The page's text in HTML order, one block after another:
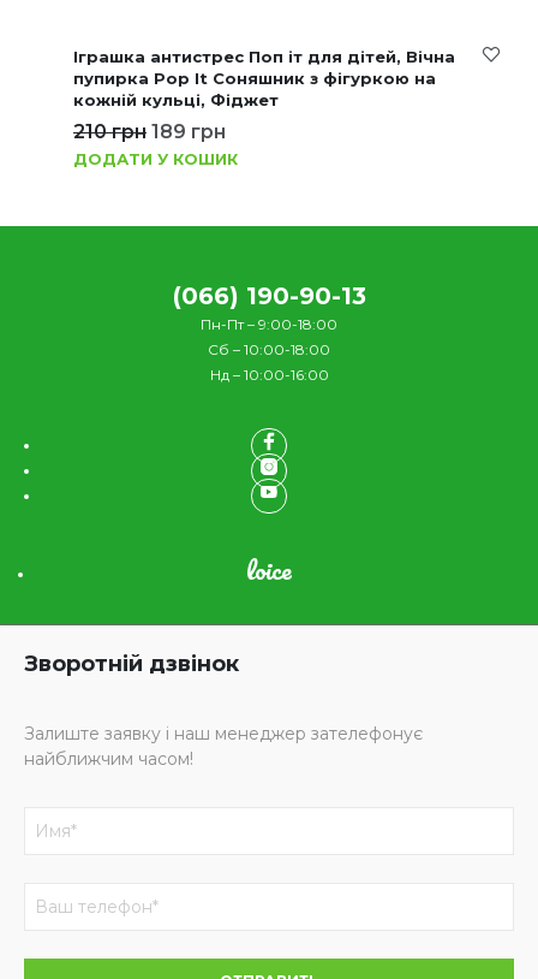
Іграшка антистрес Поп іт для дітей, Вічна
пупирка Pop It Соняшник з фігуркою на
кожній кульці, Фіджет
210грн 189 грн
ДОДАТИ У КОШИК
(066) 190-90-13
Пн-Пт – 9:00-18:00
Сб – 10:00-18:00
Нд – 10:00-16:00
loice
Зворотній дзвінок
Залиште заявку і наш менеджер зателефонує
найближчим часом!